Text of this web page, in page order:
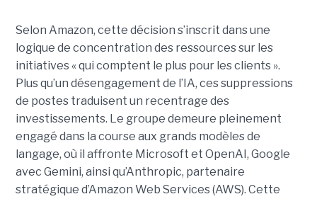
Selon Amazon, cette décision s’inscrit dans une
logique de concentration des ressources sur les
initiatives « qui comptent le plus pour les clients ».
Plus qu’un désengagement de l’IA, ces suppressions
de postes traduisent un recentrage des
investissements. Le groupe demeure pleinement
engagé dans la course aux grands modèles de
langage, où il affronte Microsoft et OpenAI, Google
avec Gemini, ainsi qu’Anthropic, partenaire
stratégique d’Amazon Web Services (AWS). Cette